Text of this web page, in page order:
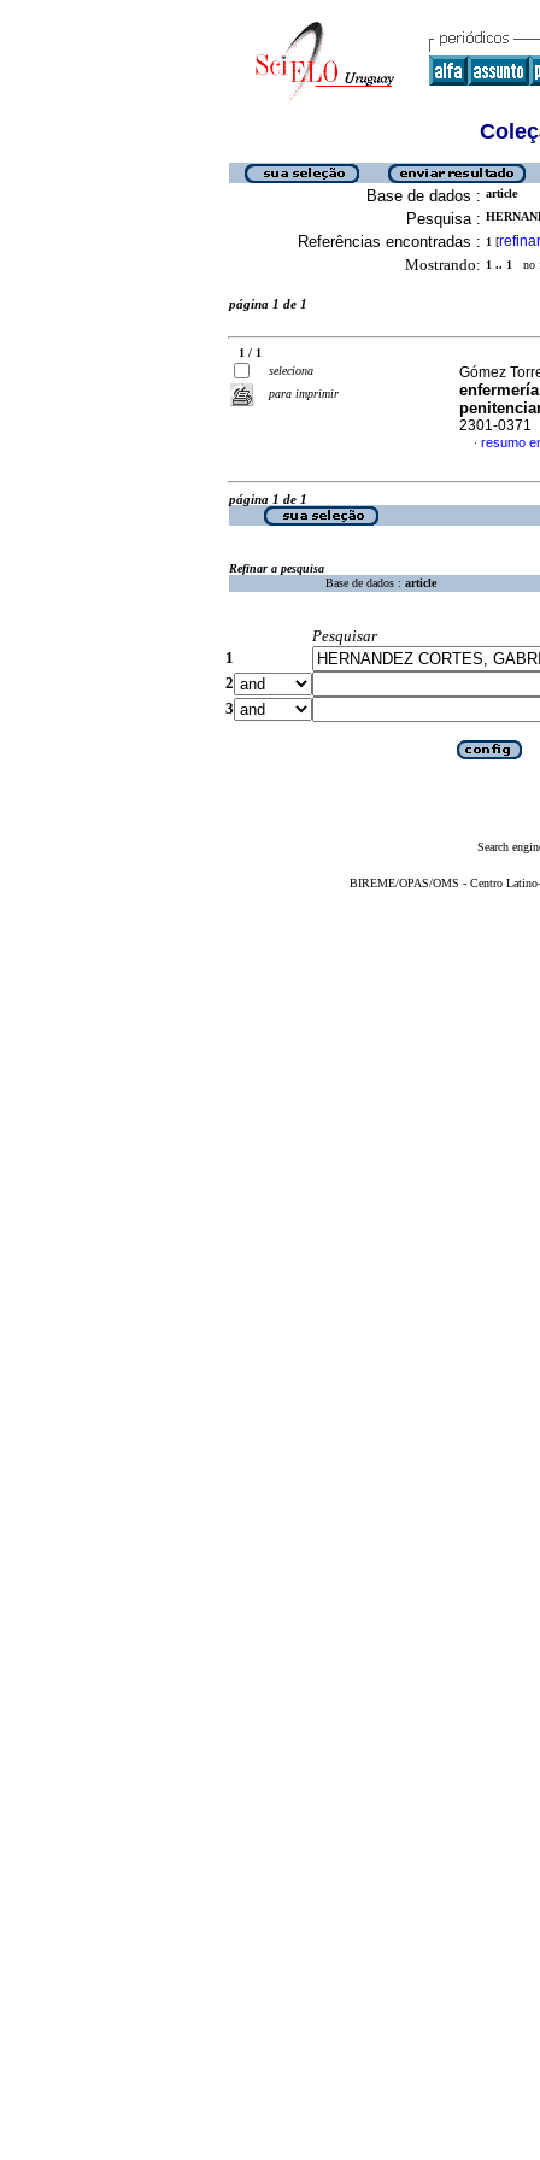
Base de dados : article
Pesquisa :
Referências encontradas : 1 [refinar
Mostrando: 1 .. 1 no
página 1 de 1
1 / 1
seleciona
para imprimir
Gómez
2301-0371
· resumo
página 1 de 1
Refinar a pesquisa
Base de dados : article
Pesquisar
1
2
3
Search
BIREME/OPAS/OMS - Centro Latino-